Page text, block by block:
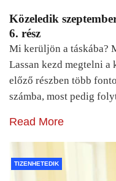
Közeledik
6. rész
Mi kerüljön a táskába?
Lassan kezd megtelni
előző részben több
számba, most pedig
Read More
TIZENHETEDIK